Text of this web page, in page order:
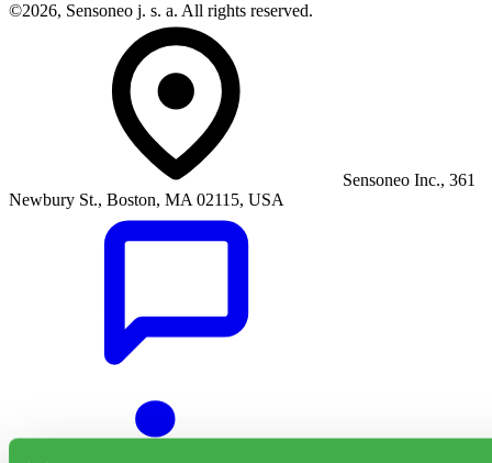
©2026, Sensoneo j. s. a. All rights reserved.
Sensoneo Inc., 361
Newbury St., Boston, MA 02115, USA